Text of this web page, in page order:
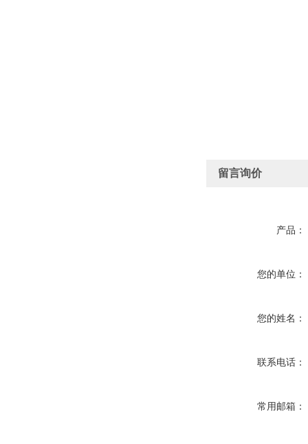
留言询价
产品：
您的单位：
您的姓名：
联系电话：
常用邮箱：